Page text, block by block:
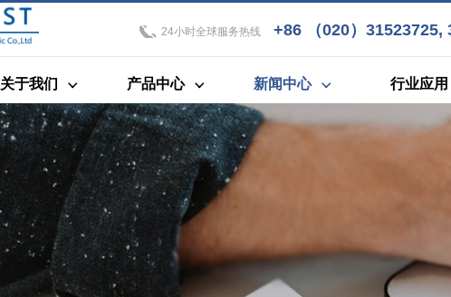
24小时全球服务热线 +86 （020）31523725,
关于我们 产品中心 新闻中心 行业应用